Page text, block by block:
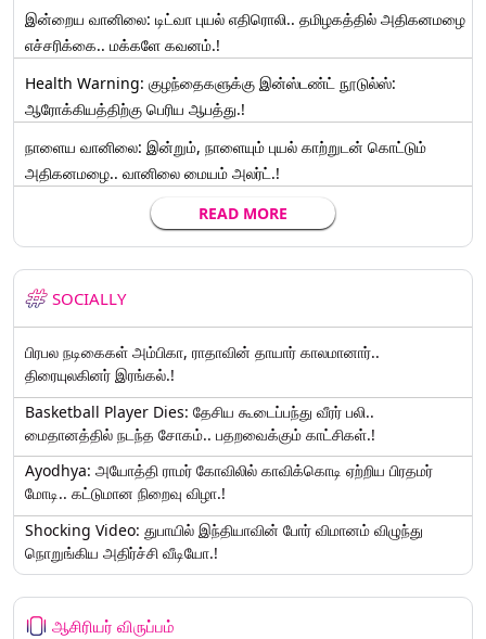
இன்றைய வானிலை: டிட்வா புயல் எதிரொலி.. தமிழகத்தில் அதிகனமழை
எச்சரிக்கை.. மக்களே கவனம்.!
Health Warning: குழந்தைகளுக்கு இன்ஸ்டண்ட் நூடுல்ஸ்:
ஆரோக்கியத்திற்கு பெரிய ஆபத்து.!
நாளைய வானிலை: இன்றும், நாளையும் புயல் காற்றுடன் கொட்டும்
அதிகனமழை.. வானிலை மையம் அலர்ட்.!
READ MORE
SOCIALLY
பிரபல நடிகைகள் அம்பிகா, ராதாவின் தாயார் காலமானார்..
திரையுலகினர் இரங்கல்.!
Basketball Player Dies: தேசிய கூடைப்பந்து வீரர் பலி..
மைதானத்தில் நடந்த சோகம்.. பதறவைக்கும் காட்சிகள்.!
Ayodhya: அயோத்தி ராமர் கோவிலில் காவிக்கொடி ஏற்றிய பிரதமர்
மோடி.. கட்டுமான நிறைவு விழா.!
Shocking Video: துபாயில் இந்தியாவின் போர் விமானம் விழுந்து
நொறுங்கிய அதிர்ச்சி வீடியோ.!
ஆசிரியர் விருப்பம்